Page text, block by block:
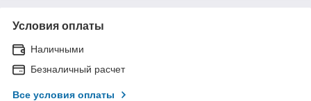
Условия оплаты
Наличными
Безналичный расчет
Все условия оплаты